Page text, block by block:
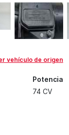
vehículo de origen
Potencia
74 CV